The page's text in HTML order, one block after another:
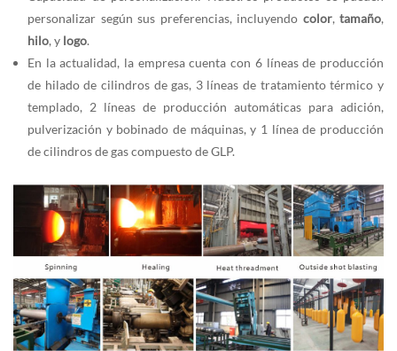
personalizar según sus preferencias, incluyendo color, tamaño,
hilo, y logo.
En la actualidad, la empresa cuenta con 6 líneas de producción
de hilado de cilindros de gas, 3 líneas de tratamiento térmico y
templado, 2 líneas de producción automáticas para adición,
pulverización y bobinado de máquinas, y 1 línea de producción
de cilindros de gas compuesto de GLP.